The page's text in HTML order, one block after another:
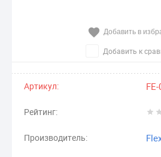
Добавить в
Добавить к
Артикул:
Рейтинг:
Производитель: